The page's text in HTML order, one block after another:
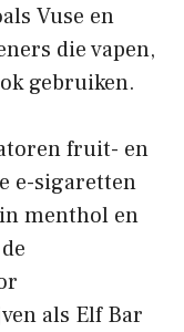
Vuse en
die vapen,
gebruiken.
fruit- en
e-sigaretten
menthol en
als Elf Bar